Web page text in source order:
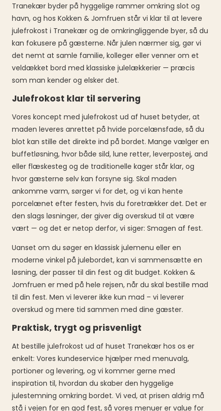
Tranekær byder på hyggelige rammer omkring slot og
havn, og hos Kokken & Jomfruen står vi klar til at levere
julefrokost i Tranekær og de omkringliggende byer, så du
kan fokusere på gæsterne. Når julen nærmer sig, gør vi
det nemt at samle familie, kolleger eller venner om et
veldækket bord med klassiske julelækkerier — præcis
som man kender og elsker det.
Julefrokost klar til servering
Vores koncept med julefrokost ud af huset betyder, at
maden leveres anrettet på hvide porcelænsfade, så du
blot kan stille det direkte ind på bordet. Mange vælger en
buffetløsning, hvor både sild, lune retter, leverpostej, and
eller flæskesteg og de traditionelle kager står klar, og
hvor gæsterne selv kan forsyne sig. Skal maden
ankomme varm, sørger vi for det, og vi kan hente
porcelænet efter festen, hvis du foretrækker det. Det er
den slags løsninger, der giver dig overskud til at være
vært — og det er netop derfor, vi siger: Smagen af fest.
Uanset om du søger en klassisk julemenu eller en
moderne vinkel på julebordet, kan vi sammensætte en
løsning, der passer til din fest og dit budget. Kokken &
Jomfruen er med på hele rejsen, når du skal bestille mad
til din fest. Men vi leverer ikke kun mad – vi leverer
overskud og mere tid sammen med dine gæster.
Praktisk, trygt og prisvenligt
At bestille julefrokost ud af huset Tranekær hos os er
enkelt: Vores kundeservice hjælper med menuvalg,
portioner og levering, og vi kommer gerne med
inspiration til, hvordan du skaber den hyggelige
julestemning omkring bordet. Vi ved, at prisen aldrig må
stå i vejen for en god fest, så vores menuer er value for